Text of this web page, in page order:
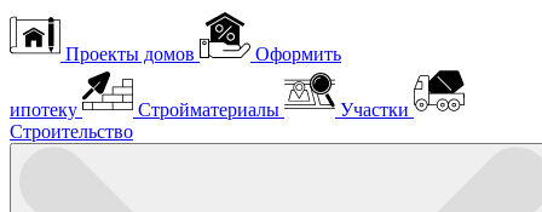
Проекты домов Оформить
ипотеку Стройматериалы
Участки
Строительство